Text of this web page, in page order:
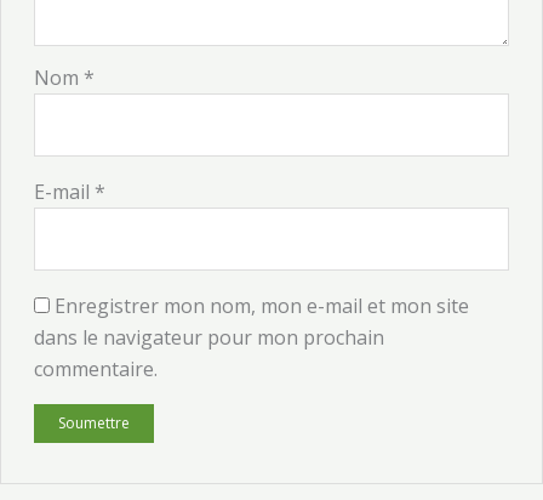
Nom *
E-mail *
Enregistrer mon nom, mon e-mail et mon site
dans le navigateur pour mon prochain
commentaire.